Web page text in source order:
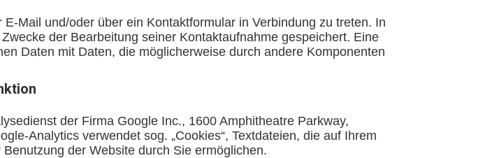
Mail und/oder über ein Kontaktformular in Verbindung zu treten. In
der Bearbeitung seiner Kontaktaufnahme gespeichert. Eine
Daten mit Daten, die möglicherweise durch andere Komponenten
der Firma Google Inc., 1600 Amphitheatre Parkway,
Analytics verwendet sog. „Cookies“, Textdateien, die auf Ihrem
der Website durch Sie ermöglichen.